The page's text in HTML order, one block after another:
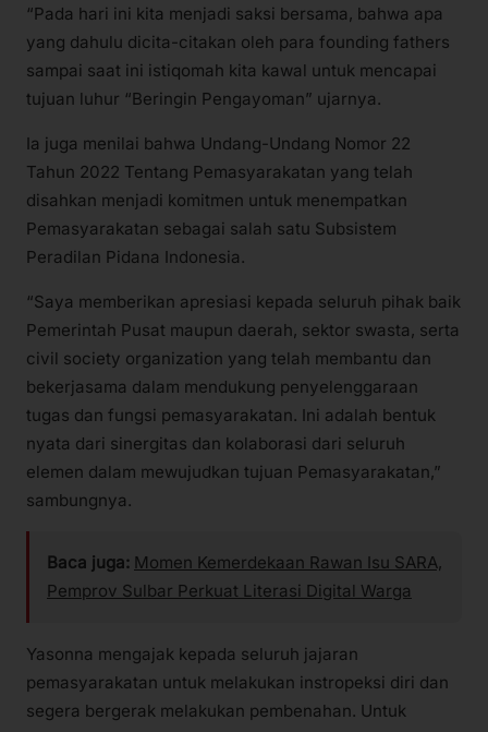
“Pada hari ini kita menjadi saksi bersama, bahwa apa
yang dahulu dicita-citakan oleh para founding fathers
sampai saat ini istiqomah kita kawal untuk mencapai
tujuan luhur “Beringin Pengayoman” ujarnya.
Ia juga menilai bahwa Undang-Undang Nomor 22
Tahun 2022 Tentang Pemasyarakatan yang telah
disahkan menjadi komitmen untuk menempatkan
Pemasyarakatan sebagai salah satu Subsistem
Peradilan Pidana Indonesia.
“Saya memberikan apresiasi kepada seluruh pihak baik
Pemerintah Pusat maupun daerah, sektor swasta, serta
civil society organization yang telah membantu dan
bekerjasama dalam mendukung penyelenggaraan
tugas dan fungsi pemasyarakatan. Ini adalah bentuk
nyata dari sinergitas dan kolaborasi dari seluruh
elemen dalam mewujudkan tujuan Pemasyarakatan,”
sambungnya.
Baca juga: Momen Kemerdekaan Rawan Isu SARA,
Pemprov Sulbar Perkuat Literasi Digital Warga
Yasonna mengajak kepada seluruh jajaran
pemasyarakatan untuk melakukan instropeksi diri dan
segera bergerak melakukan pembenahan. Untuk